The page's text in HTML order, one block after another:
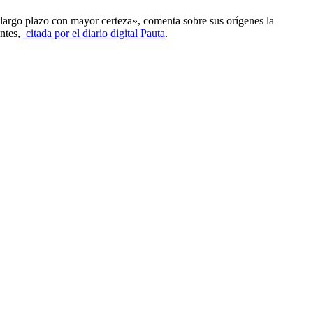
plazo con mayor certeza», comenta sobre sus orígenes la
citada por el diario digital Pauta.